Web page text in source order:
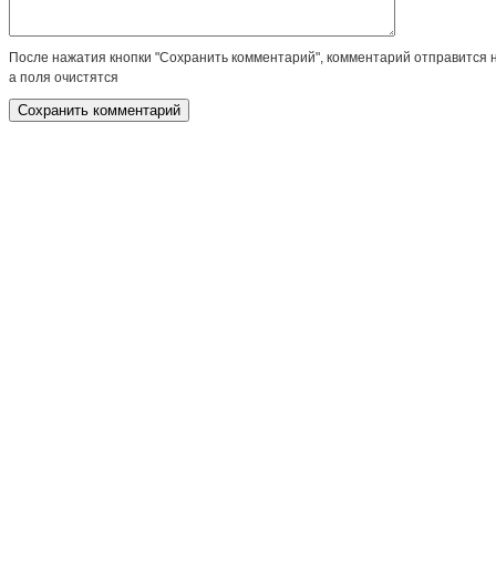
После нажатия кнопки "Сохранить комментарий", комментарий отправится
а поля очистятся